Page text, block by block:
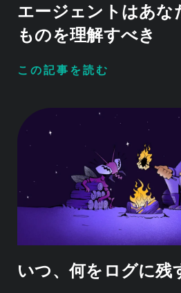
エージェントはあな
ものを理解すべき
この記事を読む
いつ、何をログに残